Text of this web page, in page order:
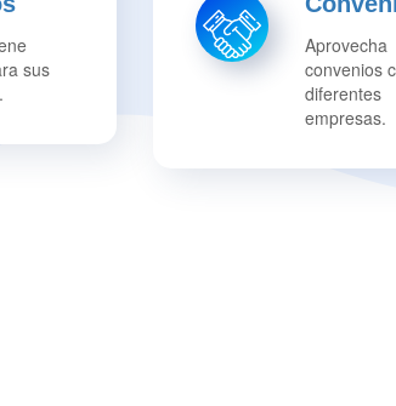
sus
Aprovecha
convenios
diferentes
empresas.